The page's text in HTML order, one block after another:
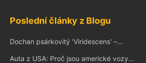
Poslední články z Blogu
Dochan psárkovitý 'Viridescens' –...
Auta z USA: Proč jsou americké vozy...